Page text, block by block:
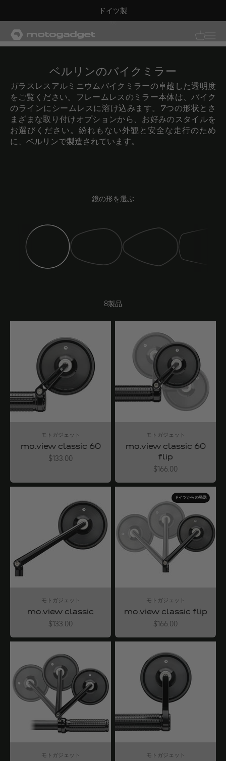
ドイツ製
翻訳
モトガジェット社 翻訳があ
鏡
ベルリンのバイクミラー
ガラスレスアルミニウムバイクミラーの卓越した透明度
をご覧ください。フレームレスのミラー本体は、バイク
のラインにシームレスに溶け込みます。7つの形状とさ
まざまな取り付けオプションから、お好みのスタイルを
お選びください。紛れもない外観と安全な走行のため
に、ベルリンで製造されています。
鏡の形を選ぶ
ミラー（クラシック）ミラー（クラブ） ミラー（スポーツ）ミラー（ドリ
8製品
モトガジェット
mo.view classic 60
Angebot
$133.00
モトガジェット
mo.view classic 60
flip
Angebot
$166.00
モトガジェット
mo.view classic
Angebot
$133.00
ドイツからの発送
モトガジェット
mo.view classic flip
Angebot
$166.00
モトガジェット モトガジェット